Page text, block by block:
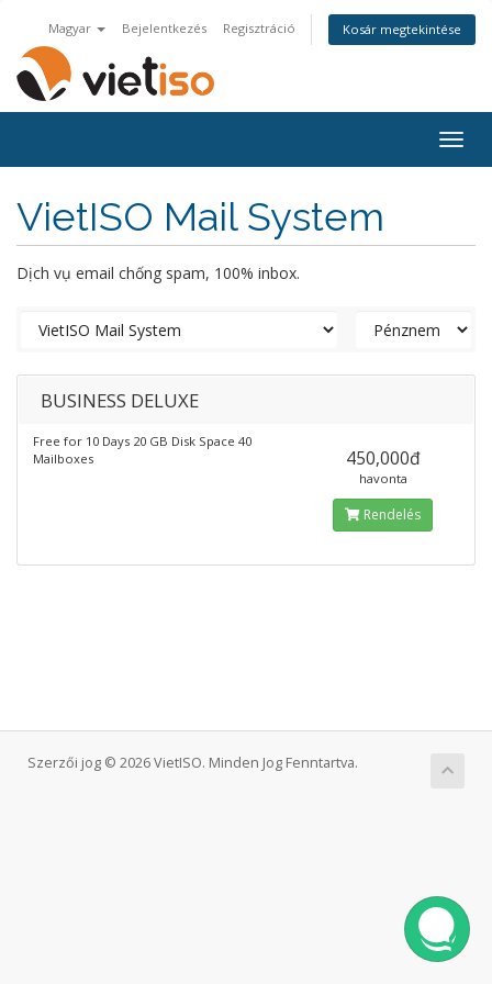
Magyar Bejelentkezés Regisztráció Kosár megtekintése
VietISO Mail System
Dịch vụ email chống spam, 100% inbox.
BUSINESS DELUXE
Free for 10 Days 20 GB Disk Space 40
Mailboxes
450,000đ
havonta
Rendelés
Szerzői jog © 2026 VietISO. Minden Jog Fenntartva.